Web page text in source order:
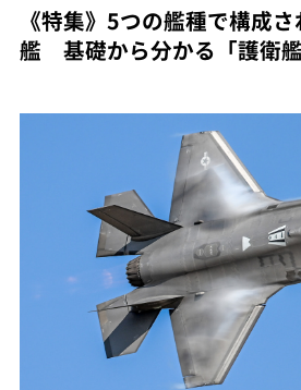
《特集》5つの艦種で構成
艦 基礎から分かる「護衛